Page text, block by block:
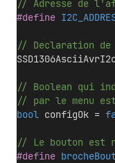
// Adresse de
#define
// Declaration de
// Boolean qui
// par le menu
bool configOk =
// Le bouton est
#define